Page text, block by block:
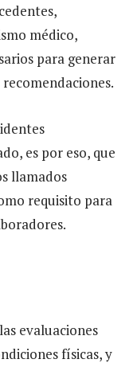
médico,
para generar
es por eso, que
llamados
requisito para
evaluaciones
físicas, y